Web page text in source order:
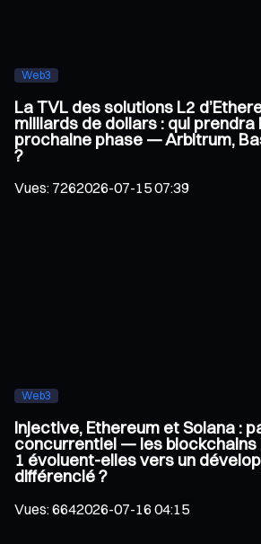
Web3
La TVL des solutions L2
milliards de dollars : qui
prochaine phase — Arbitrum,
?
Vues: 7262026-07-15 07:39
Web3
Injective, Ethereum et Solana :
concurrentiel — les blockchains
1 évoluent-elles vers un
différencié ?
Vues:6642026-07-16 04:15